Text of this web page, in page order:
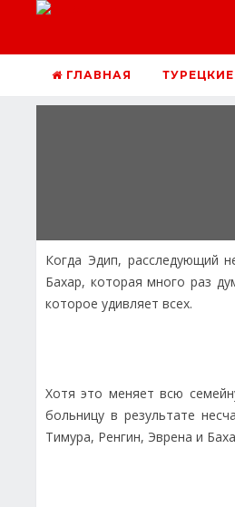
ГЛАВНАЯ
Когда Эдип, расследующий
Бахар, которая много раз
которое удивляет всех.
Хотя это меняет всю
больницу в результате
Тимура, Ренгин, Эврена и